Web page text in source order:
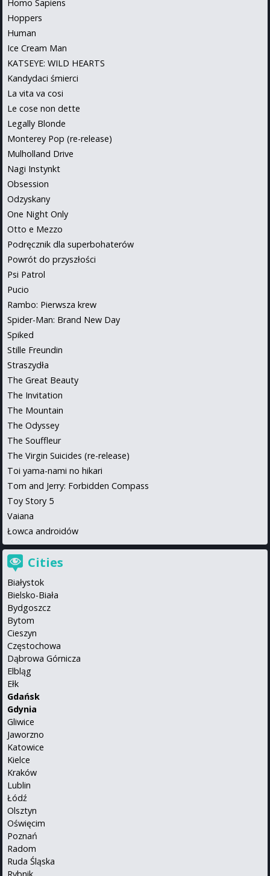
Homo Sapiens
Hoppers
Human
Ice Cream Man
KATSEYE: WILD HEARTS
Kandydaci śmierci
La vita va cosi
Le cose non dette
Legally Blonde
Monterey Pop (re-release)
Mulholland Drive
Nagi Instynkt
Obsession
Odzyskany
One Night Only
Otto e Mezzo
Podręcznik dla superbohaterów
Powrót do przyszłości
Psi Patrol
Pucio
Rambo: Pierwsza krew
Spider-Man: Brand New Day
Spiked
Stille Freundin
Straszydła
The Great Beauty
The Invitation
The Mountain
The Odyssey
The Souffleur
The Virgin Suicides (re-release)
Toi yama-nami no hikari
Tom and Jerry: Forbidden Compass
Toy Story 5
Vaiana
Łowca androidów
Cities
Białystok
Bielsko-Biała
Bydgoszcz
Bytom
Cieszyn
Częstochowa
Dąbrowa Górnicza
Elbląg
Ełk
Gdańsk
Gdynia
Gliwice
Jaworzno
Katowice
Kielce
Kraków
Lublin
Łódź
Olsztyn
Oświęcim
Poznań
Radom
Ruda Śląska